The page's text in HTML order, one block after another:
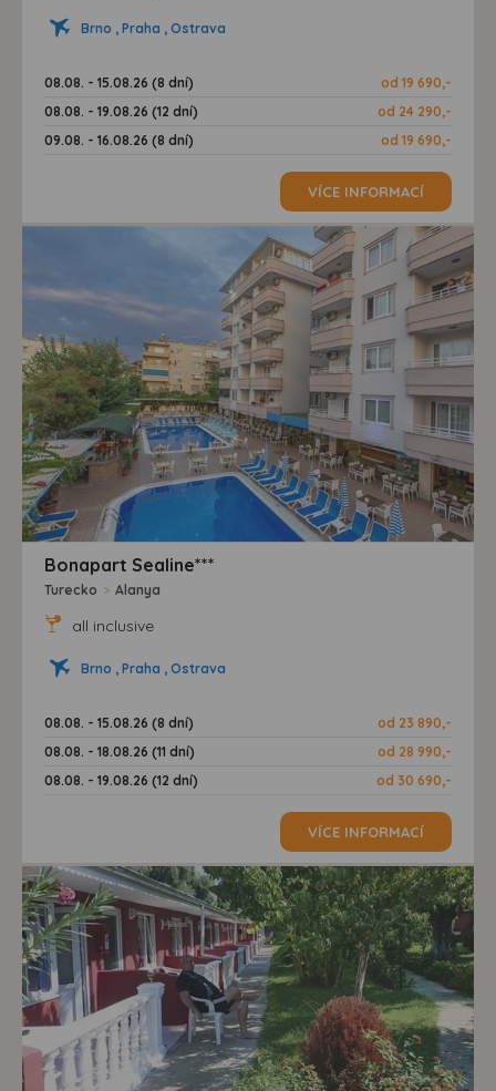
Brno , Praha , Ostrava
08.08. - 15.08.26 (8 dní)
od 19 690,-
08.08. - 19.08.26 (12 dní)
od 24 290,-
09.08. - 16.08.26 (8 dní)
od 19 690,-
VÍCE INFORMACÍ
Bonapart Sealine***
Turecko > Alanya
all inclusive
Brno , Praha , Ostrava
08.08. - 15.08.26 (8 dní)
od 23 890,-
08.08. - 18.08.26 (11 dní)
od 28 990,-
08.08. - 19.08.26 (12 dní)
od 30 690,-
VÍCE INFORMACÍ